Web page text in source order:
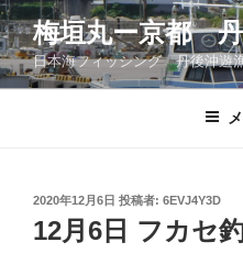
コ
ン
テ
ン
梅垣丸ー京都
日本海フィッシング 丹後沖遊
投
稿
日:
2020年12月6日 投稿者: 6EVJ4Y3D
12月6日 フカセ